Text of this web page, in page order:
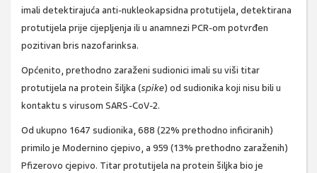
imali detektirajuća anti-nukleokapsidna protutijela, detektirana
protutijela prije cijepljenja ili u anamnezi PCR-om potvrđen
pozitivan bris nazofarinksa.
Općenito, prethodno zaraženi sudionici imali su viši titar
protutijela na protein šiljka (spike) od sudionika koji nisu bili u
kontaktu s virusom SARS-CoV-2.
Od ukupno 1647 sudionika, 688 (22% prethodno inficiranih)
primilo je Modernino cjepivo, a 959 (13% prethodno zaraženih)
Pfizerovo cjepivo. Titar protutijela na protein šiljka bio je